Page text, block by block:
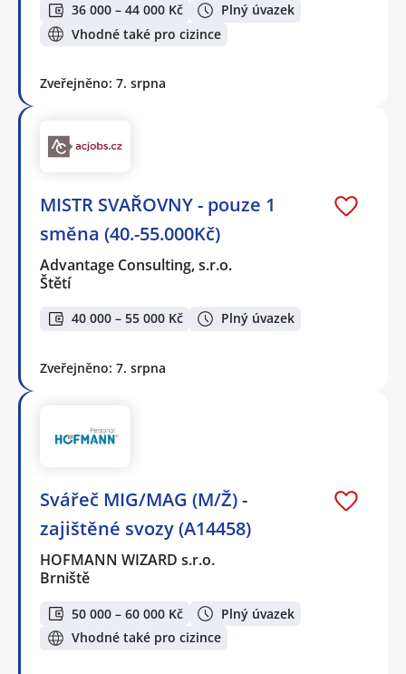
36 000 – 44 000 Kč
Plný úvazek
Vhodné také pro cizince
Zveřejněno: 7. srpna
MISTR SVAŘOVNY - pouze 1
směna (40.-55.000Kč)
Advantage Consulting, s.r.o.
Štětí
40 000 – 55 000 Kč Plný úvazek
Zveřejněno: 7. srpna
Svářeč MIG/MAG (M/Ž) -
zajištěné svozy (A14458)
HOFMANN WIZARD s.r.o.
Brniště
50 000 – 60 000 Kč
Plný úvazek
Vhodné také pro cizince